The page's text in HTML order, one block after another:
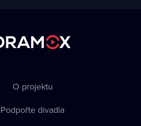
O projektu
Podpořte divadla